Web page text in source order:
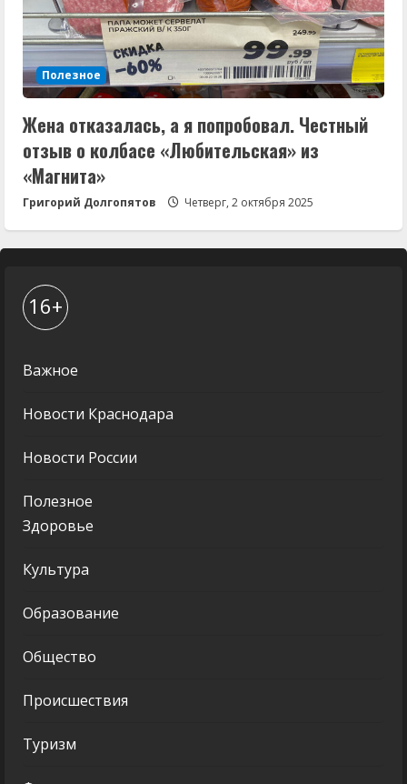
Полезное
Жена отказалась, а я попробовал. Честный
отзыв о колбасе «Любительская» из
«Магнита»
Григорий Долгопятов Четверг, 2 октября 2025
16+
Важное
Новости Краснодара
Новости России
Полезное
Здоровье
Культура
Образование
Общество
Происшествия
Туризм